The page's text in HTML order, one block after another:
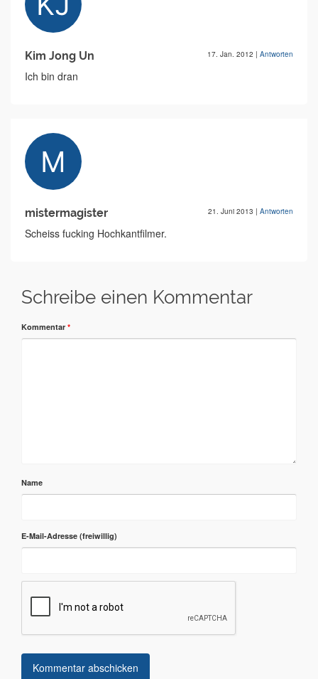
Kim Jong Un 17. Jan. 2012 | Antworten
Ich bin dran
mistermagister 21. Juni 2013 | Antworten
Scheiss fucking Hochkantfilmer.
Schreibe einen Kommentar
Kommentar *
Name
E-Mail-Adresse